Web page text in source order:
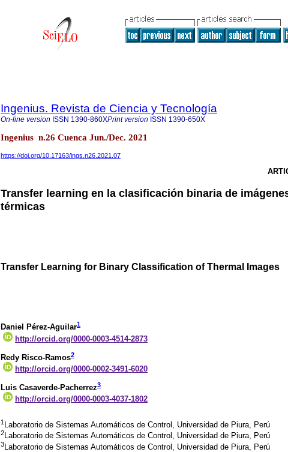
Ingenius. Revista de Ciencia y Tecnología
On-line version ISSN 1390-860XPrint version ISSN 1390-650X
Ingenius n.26 Cuenca Jun./Dec. 2021
https://doi.org/10.17163/ings.n26.2021.07
Transfer learning en la clasificación binaria de
térmicas
Transfer Learning for Binary Classification of Thermal Images
Daniel Pérez-Aguilar1
http://orcid.org/0000-0003-4514-2873
Redy Risco-Ramos2
http://orcid.org/0000-0002-3491-6020
Luis Casaverde-Pacherrez3
http://orcid.org/0000-0003-4037-1802
1 Laboratorio de Sistemas Automáticos de Control, Universidad de Piura, Perú
2Laboratorio de Sistemas Automáticos de Control, Universidad de Piura, Perú
3 Laboratorio de Sistemas Automáticos de Control, Universidad de Piura, Perú